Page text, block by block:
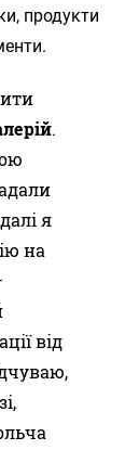
продукти
.
я
на
від